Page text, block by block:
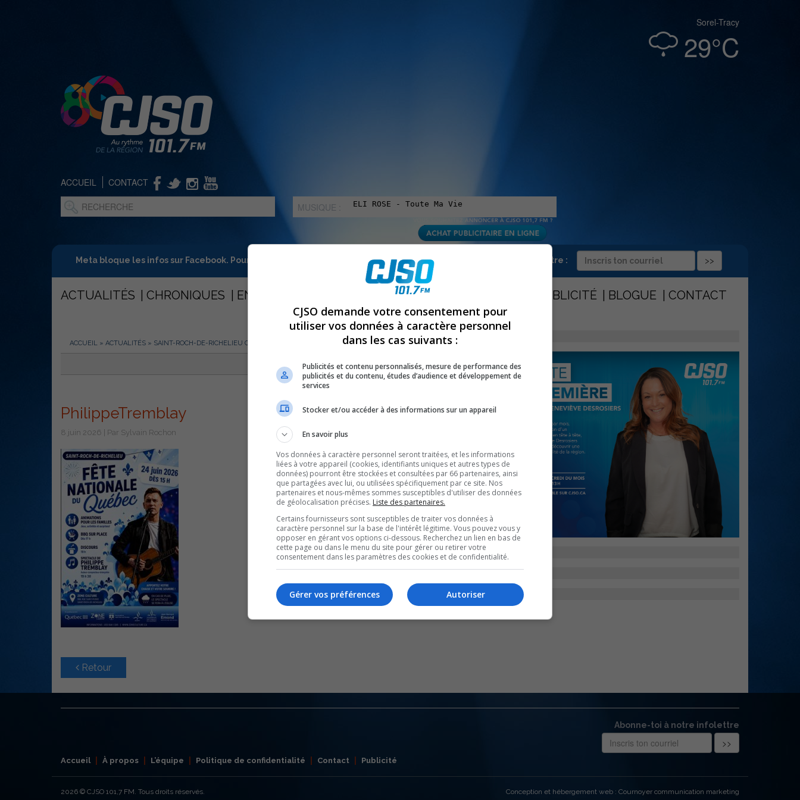
Sorel-Tracy
29°C
ACCUEIL CONTACT
MUSIQUE :
Meta bloque les infos sur Facebook. Pour ne rien manquer à Sorel-Tracy et la région, abonne-toi à notre infolettre :
ACTUALITÉS CHRONIQUES ENTREVUES ÉMISSIONS PUBLICITÉ BLOGUE CONTACT
ACCUEIL » ACTUALITÉS » SAINT-ROCH-DE-RICHELIEU CÉLÈBRERA LE QUÉBEC AVEC PHILIPPE TREMBLAY »PHILIPPETREMBLAY
PARTAGEZ
PhilippeTremblay
8 juin 2026 | Par Sylvain Rochon
Retour
Abonne-toi à notre infolettre
Accueil À propos L’équipe Politique de confidentialité Contact Publicité
2026 © CJSO 101,7 FM. Tous droits réservés. Conception et hébergement web : Cournoyer communication marketing
CJSO demande votre consentement pour
utiliser vos données à caractère personnel
dans les cas suivants :
Publicités et contenu personnalisés, mesure de performance des
publicités et du contenu, études d’audience et développement de
services
Stocker et/ou accéder à des informations sur un appareil
En savoir plus
Vos données à caractère personnel seront traitées, et les informations
liées à votre appareil (cookies, identifiants uniques et autres types de
données) pourront être stockées et consultées par 66 partenaires, ainsi
que partagées avec lui, ou utilisées spécifiquement par ce site. Nos
partenaires et nous-mêmes sommes susceptibles d'utiliser des données
de géolocalisation précises. Liste des partenaires.
Certains fournisseurs sont susceptibles de traiter vos données à
caractère personnel sur la base de l'intérêt légitime. Vous pouvez vous y
opposer en gérant vos options ci-dessous. Recherchez un lien en bas de
cette page ou dans le menu du site pour gérer ou retirer votre
consentement dans les paramètres des cookies et de confidentialité.
Autoriser
Gérer vos préférences